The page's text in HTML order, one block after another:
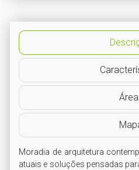
Moradia de arquitetura
atuais e soluções pensadas